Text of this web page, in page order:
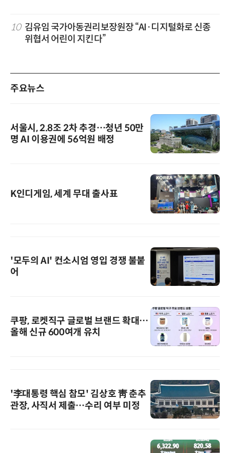
10 김유임 국가아동권리보장원장 “AI·디지털화로 신종
위협서 어린이 지킨다”
주요뉴스
서울시, 2.8조 2차 추경…청년 50만
명 AI 이용권에 56억원 배정
K인디게임, 세계 무대 출사표
'모두의 AI' 컨소시엄 영입 경쟁 불붙
어
쿠팡, 로켓직구 글로벌 브랜드 확대…
올해 신규 600여개 유치
'李대통령 핵심 참모' 김상호 靑 춘추
관장, 사직서 제출…수리 여부 미정